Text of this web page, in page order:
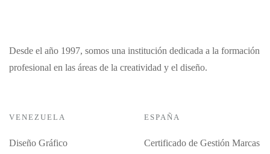
Desde el año 1997, somos una institución dedicada a la formación
profesional en las áreas de la creatividad y el diseño.
VENEZUELA
Diseño Gráfico
ESPAÑA
Certificado de Gestión Marcas